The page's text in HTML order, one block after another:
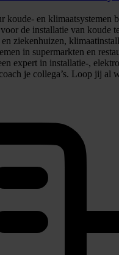
koude- en klimaatsystemen
de installatie van koude
en ziekenhuizen,
in supermarkten en
expert in installatie-,
je collega’s. Loop jij al